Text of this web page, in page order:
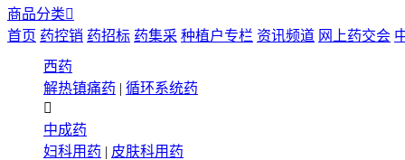
商品分类
首页 药控销 药招标 药集采 种植户专栏 资讯频道 网上药交会
西药
解热镇痛药 | 循环系统药

中成药
妇科用药 | 皮肤科用药